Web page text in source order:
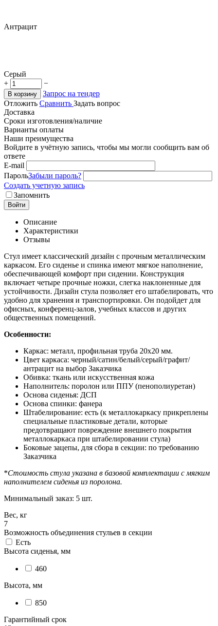
Антрацит
Серый
+
−
В корзину
Запрос на тендер
Отложить Сравнить Задать вопрос
Доставка
Сроки изготовления/наличие
Варианты оплаты
Наши преимущества
Войдите в учётную запись, чтобы мы могли сообщить вам об
ответе
E-mail
ПарольЗабыли пароль?
Создать учетную запись
Запомнить
Войти
Описание
Характеристики
Отзывы
Стул имеет классический дизайн с прочным металлическим
каркасом. Его сиденье и спинка имеют мягкое наполнение,
обеспечивающей комфорт при сидении. Конструкция
включает четыре прочные ножки, слегка наклоненные для
устойчивости. Дизайн стула позволяет его штабелировать, что
удобно для хранения и транспортировки. Он подойдет для
офисных, конференц-залов, учебных классов и других
общественных помещений.
Особенности:
Каркас: металл, профильная труба 20x20 мм.
Цвет каркаса: черный/сатин/белый/серый/графит/
антрацит на выбор Заказчика
Обивка: ткань или искусственная кожа
Наполнитель: поролон или ППУ (пенополиуретан)
Основа сиденья: ДСП
Основа спинки: фанера
Штабелирование: есть (к металлокаркасу прикреплены
специальные пластиковые детали, которые
предотвращают повреждение внешнего покрытия
металлокаркаса при штабелировании стула)
Боковые зацепы, для сбора в секции: по требованию
Заказчика
*Стоимость стула указана в базовой комплектации с мягким
наполнителем сиденья из поролона.
Минимальный заказ: 5 шт.
Вес, кг
7
Возможность объединения стульев в секции
Есть
Высота сиденья, мм
460
Высота, мм
850
Гарантийный срок